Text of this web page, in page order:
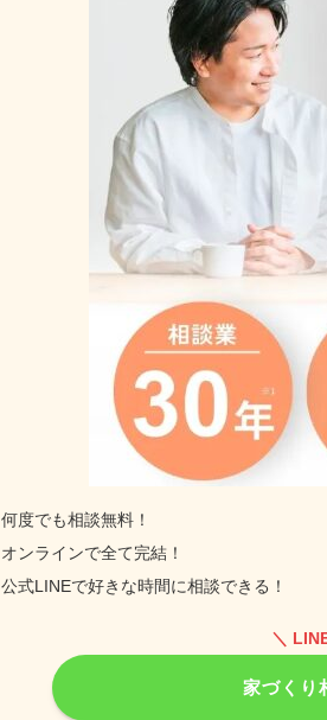
何度でも相談無料！
オンラインで全て完結！
公式LINEで好きな時間に相談できる！
＼
家づくり